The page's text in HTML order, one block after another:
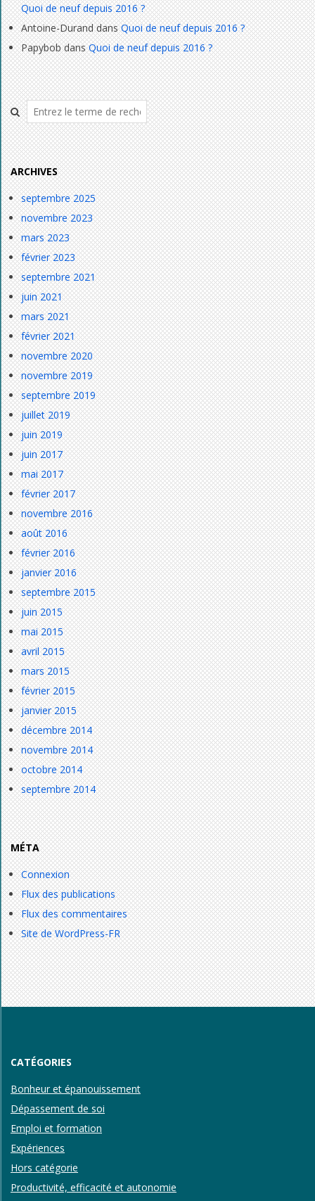
Quoi de neuf depuis 2016 ?
Antoine-DuranddansQuoi de neuf depuis 2016 ?
PapybobdansQuoi de neuf depuis 2016 ?
Rechercher
ARCHIVES
septembre 2025
novembre 2023
mars 2023
février 2023
septembre 2021
juin 2021
mars 2021
février 2021
novembre 2020
novembre 2019
septembre 2019
juillet 2019
juin 2019
juin 2017
mai 2017
février 2017
novembre 2016
août 2016
février 2016
janvier 2016
septembre 2015
juin 2015
mai 2015
avril 2015
mars 2015
février 2015
janvier 2015
décembre 2014
novembre 2014
octobre 2014
septembre 2014
MÉTA
Connexion
Flux des publications
Flux des commentaires
Site de WordPress-FR
CATÉGORIES
Bonheur et épanouissement
Dépassement de soi
Emploi et formation
Expériences
Hors catégorie
Productivité, efficacité et autonomie